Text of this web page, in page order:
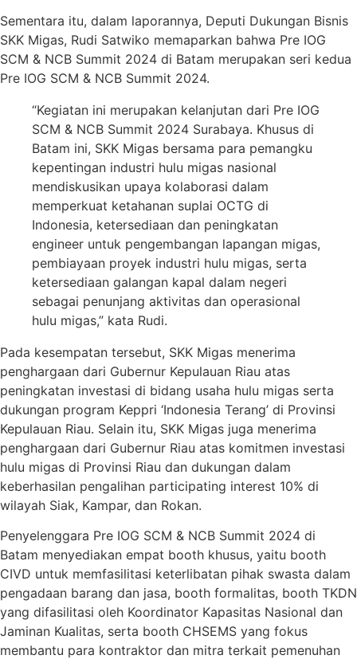
Sementara itu, dalam laporannya, Deputi Dukungan Bisnis
SKK Migas, Rudi Satwiko memaparkan bahwa Pre IOG
SCM & NCB Summit 2024 di Batam merupakan seri kedua
Pre IOG SCM & NCB Summit 2024.
“Kegiatan ini merupakan kelanjutan dari Pre IOG
SCM & NCB Summit 2024 Surabaya. Khusus di
Batam ini, SKK Migas bersama para pemangku
kepentingan industri hulu migas nasional
mendiskusikan upaya kolaborasi dalam
memperkuat ketahanan suplai OCTG di
Indonesia, ketersediaan dan peningkatan
engineer untuk pengembangan lapangan migas,
pembiayaan proyek industri hulu migas, serta
ketersediaan galangan kapal dalam negeri
sebagai penunjang aktivitas dan operasional
hulu migas,” kata Rudi.
Pada kesempatan tersebut, SKK Migas menerima
penghargaan dari Gubernur Kepulauan Riau atas
peningkatan investasi di bidang usaha hulu migas serta
dukungan program Keppri ‘Indonesia Terang’ di Provinsi
Kepulauan Riau. Selain itu, SKK Migas juga menerima
penghargaan dari Gubernur Riau atas komitmen investasi
hulu migas di Provinsi Riau dan dukungan dalam
keberhasilan pengalihan participating interest 10% di
wilayah Siak, Kampar, dan Rokan.
Penyelenggara Pre IOG SCM & NCB Summit 2024 di
Batam menyediakan empat booth khusus, yaitu booth
CIVD untuk memfasilitasi keterlibatan pihak swasta dalam
pengadaan barang dan jasa, booth formalitas, booth TKDN
yang difasilitasi oleh Koordinator Kapasitas Nasional dan
Jaminan Kualitas, serta booth CHSEMS yang fokus
membantu para kontraktor dan mitra terkait pemenuhan